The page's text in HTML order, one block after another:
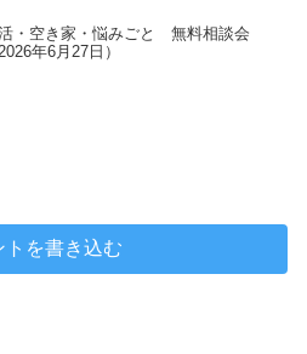
・空き家・悩みごと 無料相談会
2026年6月27日）
トを書き込む